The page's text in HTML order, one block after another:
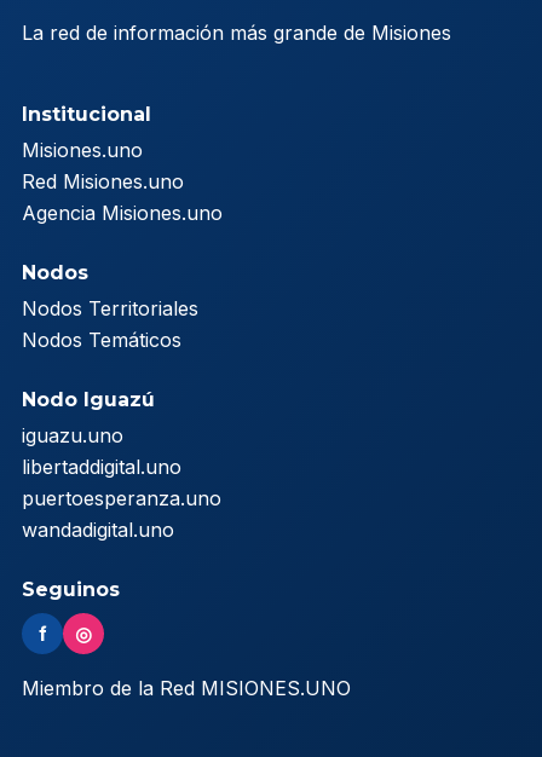
La red de información más grande de Misiones
Institucional
Misiones.uno
Red Misiones.uno
Agencia Misiones.uno
Nodos
Nodos Territoriales
Nodos Temáticos
Nodo Iguazú
iguazu.uno
libertaddigital.uno
puertoesperanza.uno
wandadigital.uno
Seguinos
f ◎
Miembro de la Red MISIONES.UNO